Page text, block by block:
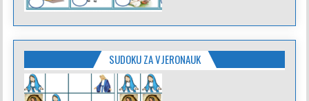
SUDOKU ZA VJERONAUK